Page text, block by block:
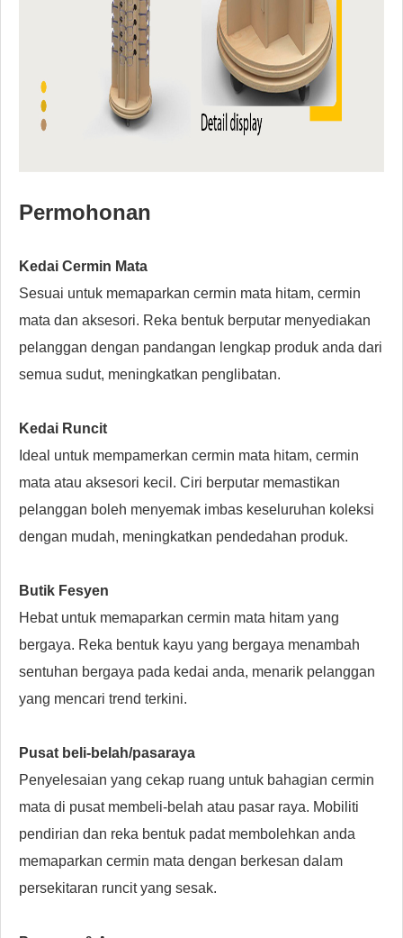
Permohonan
Kedai Cermin Mata
Sesuai untuk memaparkan cermin mata hitam, cermin
mata dan aksesori. Reka bentuk berputar menyediakan
pelanggan dengan pandangan lengkap produk anda dari
semua sudut, meningkatkan penglibatan.
Kedai Runcit
Ideal untuk mempamerkan cermin mata hitam, cermin
mata atau aksesori kecil. Ciri berputar memastikan
pelanggan boleh menyemak imbas keseluruhan koleksi
dengan mudah, meningkatkan pendedahan produk.
Butik Fesyen
Hebat untuk memaparkan cermin mata hitam yang
bergaya. Reka bentuk kayu yang bergaya menambah
sentuhan bergaya pada kedai anda, menarik pelanggan
yang mencari trend terkini.
Pusat beli-belah/pasaraya
Penyelesaian yang cekap ruang untuk bahagian cermin
mata di pusat membeli-belah atau pasar raya. Mobiliti
pendirian dan reka bentuk padat membolehkan anda
memaparkan cermin mata dengan berkesan dalam
persekitaran runcit yang sesak.